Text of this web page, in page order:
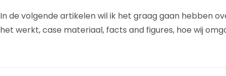
In de volgende artikelen wil ik het graag gaan hebben
het werkt, case materiaal, facts and figures, hoe wij